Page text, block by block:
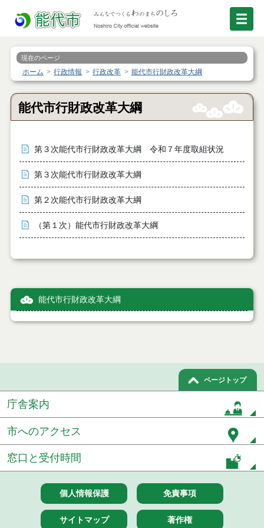
現在のページ
ホーム 行政情報 行政改革 能代市行財政改革大綱
能代市行財政改革大綱
第３次能代市行財政改革大綱 令和７年度取組状況
第３次能代市行財政改革大綱
第２次能代市行財政改革大綱
（第１次）能代市行財政改革大綱
能代市行財政改革大綱
ページトップ
庁舎案内
市へのアクセス
窓口と受付時間
個人情報保護 免責事項
サイトマップ 著作権